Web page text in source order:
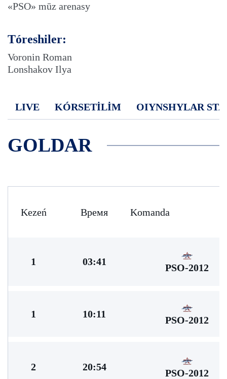
«PSO» mūz arenasy
Tóreshiler:
Voronin Roman
Lonshakov Ilya
LIVE KÓRSETİLİM OIYNSHYLAR
GOLDAR
Kezeń Время Komanda
1 03:41
PSO-2012
1 10:11
PSO-2012
2 20:54
PSO-2012